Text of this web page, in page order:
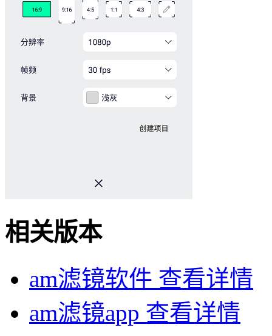
相关版本
am滤镜软件 查看详情
am滤镜app 查看详情